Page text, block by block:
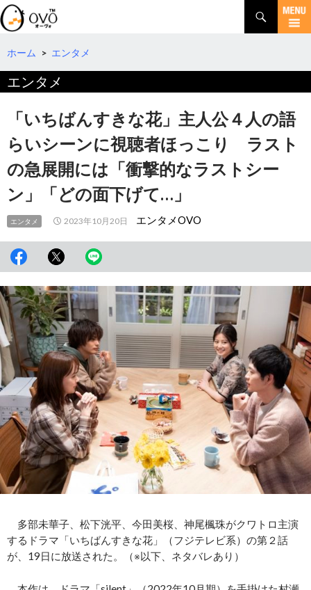
検
索
コ
テ
へ
ホーム > エンタメ
エンタメ
「いちばんすきな花」主人公４人の語
らいシーンに視聴者ほっこり ラスト
の急展開には「衝撃的なラストシー
ン」「どの面下げて…」
エンタメ 2023年10月20日 エンタメOVO
多部未華子、松下洸平、今田美桜、神尾楓珠がクワトロ主演
するドラマ「いちばんすきな花」（フジテレビ系）の第２話
が、19日に放送された。（※以下、ネタバレあり）